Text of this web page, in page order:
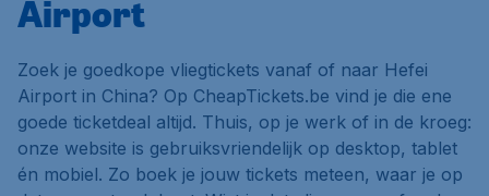
Airport
Zoek je goedkope vliegtickets vanaf of naar Hefei
Airport in China? Op CheapTickets.be vind je die ene
goede ticketdeal altijd. Thuis, op je werk of in de kroeg:
onze website is gebruiksvriendelijk op desktop, tablet
én mobiel. Zo boek je jouw tickets meteen, waar je op